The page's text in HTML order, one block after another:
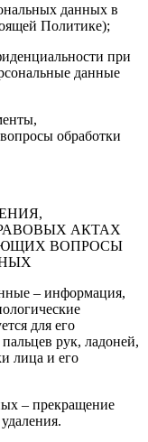
данных в
Политике);
при
данные
обработки
АКТАХ
ВОПРОСЫ
– информация,
для его
рук, ладоней,
лица и его
– прекращение